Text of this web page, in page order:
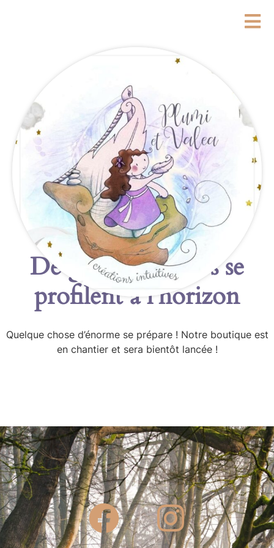
De grandes choses se
profilent à l’horizon
Quelque chose d’énorme se prépare ! Notre boutique est
en chantier et sera bientôt lancée !